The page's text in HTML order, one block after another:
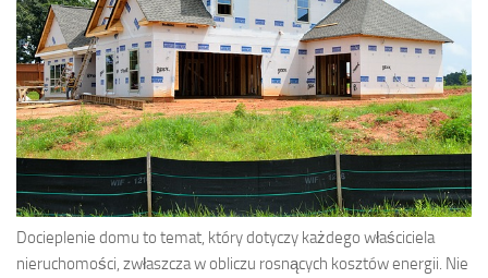
Docieplenie domu to temat, który dotyczy każdego właściciela
nieruchomości, zwłaszcza w obliczu rosnących kosztów energii. Nie